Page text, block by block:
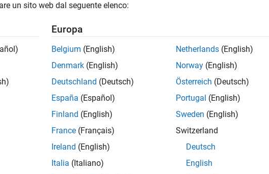
Please to endorse this person in a skill
un sito web dal seguente elenco:
Europa
Belgium (English)
Denmark (English)
Deutschland (Deutsch)
España (Español)
Finland (English)
France (Français)
Ireland (English)
Italia (Italiano)
Netherlands (English)
Norway (English)
Österreich (Deutsch)
Portugal (English)
Sweden (English)
Switzerland
Deutsch
English